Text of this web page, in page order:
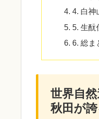
4. 白神
5. 生酛
6. 総ま
世界自
秋田が誇